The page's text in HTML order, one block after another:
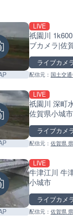
LIVE
祇園川
ブカメラ|佐
ライブカメ
配信元： 国土交
LIVE
祇園川 深町
佐賀県小城市
ライブカメ
配信元： 佐賀県
LIVE
牛津江川 牛
小城市
ライブカメ
配信元： 佐賀県